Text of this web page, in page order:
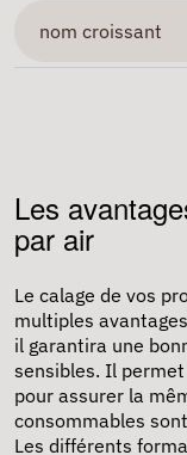
Les
par air
Le calage de vos
multiples
il garantira une
sensibles. Il
pour assurer la
consommables
Les différents